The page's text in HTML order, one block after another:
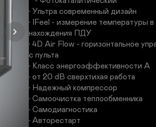
• Ультра современный дизайн
• IFeel - измерение температуры
нахождения ПДУ
• 4D Air Flow - горизонтальное
с пульта
• Класс энергоэффективности А
• от 20 dB cверхтихая работа
• Надежный компрессор
• Самоочистка теплообменника
• Самодиагностика
• Авторестарт